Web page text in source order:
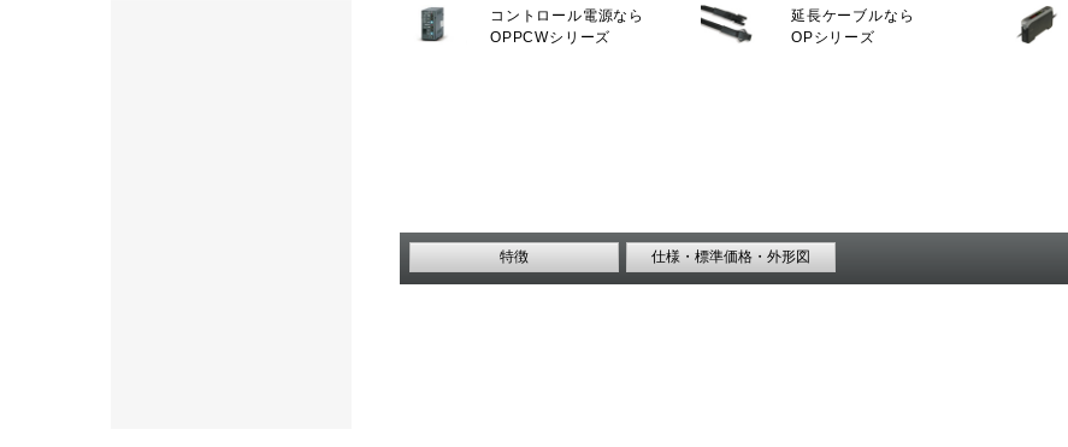
コントロール電源なら
OPPCWシリーズ
延長ケーブルなら
OPシリーズ
特徴 仕様・標準価格・外形図